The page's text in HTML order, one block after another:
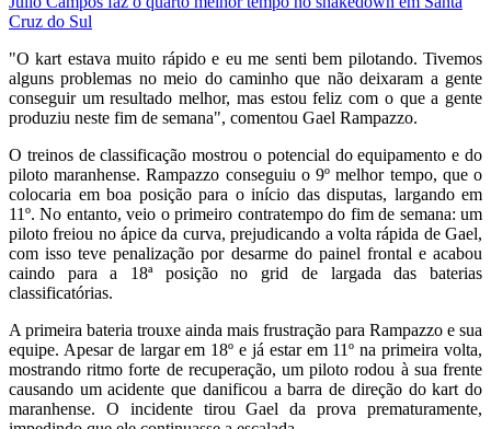
Cruz do Sul
"O kart estava muito rápido e eu me senti bem pilotando. Tivemos
alguns problemas no meio do caminho que não deixaram a gente
conseguir um resultado melhor, mas estou feliz com o que a gente
produziu neste fim de semana", comentou Gael Rampazzo.
O treinos de classificação mostrou o potencial do equipamento e do
piloto maranhense. Rampazzo conseguiu o 9º melhor tempo, que o
colocaria em boa posição para o início das disputas, largando em
11º. No entanto, veio o primeiro contratempo do fim de semana: um
piloto freiou no ápice da curva, prejudicando a volta rápida de Gael,
com isso teve penalização por desarme do painel frontal e acabou
caindo para a 18ª posição no grid de largada das baterias
classificatórias.
A primeira bateria trouxe ainda mais frustração para Rampazzo e sua
equipe. Apesar de largar em 18º e já estar em 11º na primeira volta,
mostrando ritmo forte de recuperação, um piloto rodou à sua frente
causando um acidente que danificou a barra de direção do kart do
maranhense. O incidente tirou Gael da prova prematuramente,